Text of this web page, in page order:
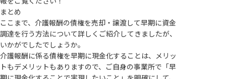
まとめ
ここまで、介護報酬の債権を売却・譲渡して早期に資金
調達を行う方法について詳しくご紹介してきましたが、
いかがでしたでしょうか。
介護報酬に係る債権を早期に現金化することは、メリッ
トもデメリットもありますので、ご自身の事業所で「早